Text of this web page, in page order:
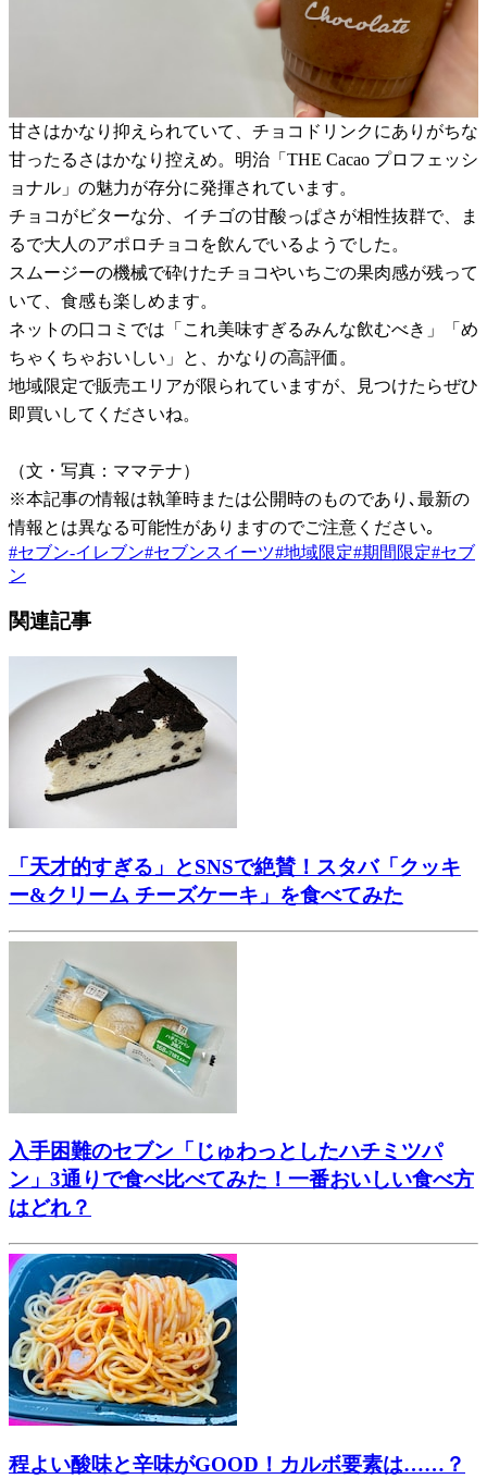
甘さはかなり抑えられていて、チョコドリンクにありがちな
甘ったるさはかなり控えめ。明治「THE Cacao プロフェッシ
ョナル」の魅力が存分に発揮されています。
チョコがビターな分、イチゴの甘酸っぱさが相性抜群で、ま
るで大人のアポロチョコを飲んでいるようでした。
スムージーの機械で砕けたチョコやいちごの果肉感が残って
いて、食感も楽しめます。
ネットの口コミでは「これ美味すぎるみんな飲むべき」「め
ちゃくちゃおいしい」と、かなりの高評価。
地域限定で販売エリアが限られていますが、見つけたらぜひ
即買いしてくださいね。
（文・写真：ママテナ）
※本記事の情報は執筆時または公開時のものであり､最新の
情報とは異なる可能性がありますのでご注意ください｡
#セブン-イレブン#セブンスイーツ#地域限定#期間限定#セブ
ン
関連記事
「天才的すぎる」とSNSで絶賛！スタバ「クッキ
ー&クリーム チーズケーキ」を食べてみた
入手困難のセブン「じゅわっとしたハチミツパ
ン」3通りで食べ比べてみた！一番おいしい食べ方
はどれ？
程よい酸味と辛味がGOOD！カルボ要素は……？